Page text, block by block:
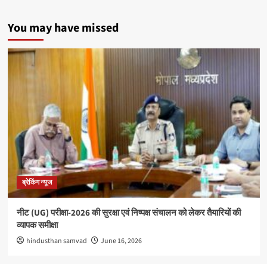
You may have missed
ब्रेकिंग न्यूज
नीट (UG) परीक्षा-2026 की सुरक्षा एवं निष्पक्ष संचालन को लेकर तैयारियों की
व्यापक समीक्षा
hindusthan samvad June 16, 2026